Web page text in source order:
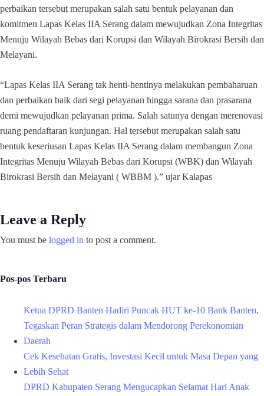
perbaikan tersebut merupakan salah satu bentuk pelayanan dan
komitmen Lapas Kelas IIA Serang dalam mewujudkan Zona Integritas
Menuju Wilayah Bebas dari Korupsi dan Wilayah Birokrasi Bersih dan
Melayani.
“Lapas Kelas IIA Serang tak henti-hentinya melakukan pembaharuan
dan perbaikan baik dari segi pelayanan hingga sarana dan prasarana
demi mewujudkan pelayanan prima. Salah satunya dengan merenovasi
ruang pendaftaran kunjungan. Hal tersebut merupakan salah satu
bentuk keseriusan Lapas Kelas IIA Serang dalam membangun Zona
Integritas Menuju Wilayah Bebas dari Korupsi (WBK) dan Wilayah
Birokrasi Bersih dan Melayani ( WBBM ).” ujar Kalapas
Leave a Reply
You must be logged in to post a comment.
Pos-pos Terbaru
Ketua DPRD Banten Hadiri Puncak HUT ke-10 Bank Banten,
Tegaskan Peran Strategis dalam Mendorong Perekonomian
Daerah
Cek Kesehatan Gratis, Investasi Kecil untuk Masa Depan yang
Lebih Sehat
DPRD Kabupaten Serang Mengucapkan Selamat Hari Anak